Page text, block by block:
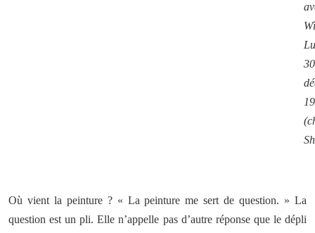
30
Où vient la peinture ? « La peinture me sert de question. » La
question est un pli. Elle n’appelle pas d’autre réponse que le dépli